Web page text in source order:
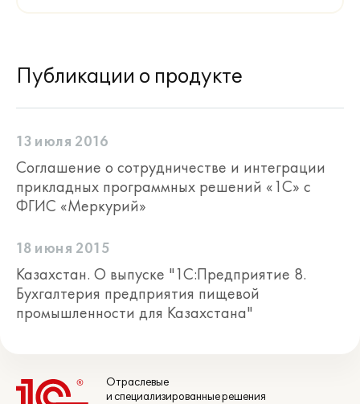
Публикации о продукте
13 июля 2016
Соглашение о сотрудничестве и интеграции
прикладных программных решений «1С» с
ФГИС «Меркурий»
18 июня 2015
Казахстан. О выпуске "1С:Предприятие 8.
Бухгалтерия предприятия пищевой
промышленности для Казахстана"
Отраслевые
и специализированные решения